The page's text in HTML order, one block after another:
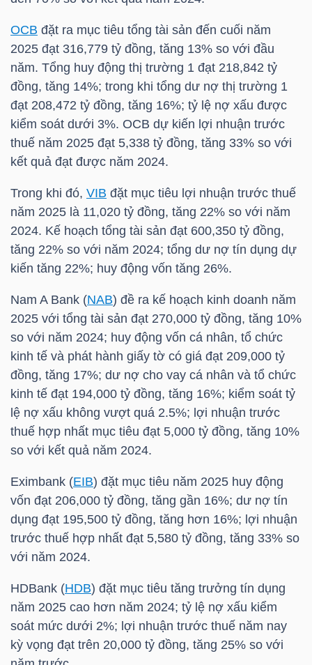
OCB đặt ra mục tiêu tổng tài sản đến cuối năm
2025 đạt 316,779 tỷ đồng, tăng 13% so với đầu
năm. Tổng huy động thị trường 1 đạt 218,842 tỷ
đồng, tăng 14%; trong khi tổng dư nợ thị trường 1
đạt 208,472 tỷ đồng, tăng 16%; tỷ lệ nợ xấu được
kiểm soát dưới 3%. OCB dự kiến lợi nhuận trước
thuế năm 2025 đạt 5,338 tỷ đồng, tăng 33% so với
kết quả đạt được năm 2024.
Trong khi đó, VIB đặt mục tiêu lợi nhuận trước thuế
năm 2025 là 11,020 tỷ đồng, tăng 22% so với năm
2024. Kế hoạch tổng tài sản đạt 600,350 tỷ đồng,
tăng 22% so với năm 2024; tổng dư nợ tín dụng dự
kiến tăng 22%; huy động vốn tăng 26%.
Nam A Bank (NAB) đề ra kế hoạch kinh doanh năm
2025 với tổng tài sản đạt 270,000 tỷ đồng, tăng 10%
so với năm 2024; huy động vốn cá nhân, tổ chức
kinh tế và phát hành giấy tờ có giá đạt 209,000 tỷ
đồng, tăng 17%; dư nợ cho vay cá nhân và tổ chức
kinh tế đạt 194,000 tỷ đồng, tăng 16%; kiểm soát tỷ
lệ nợ xấu không vượt quá 2.5%; lợi nhuận trước
thuế hợp nhất mục tiêu đạt 5,000 tỷ đồng, tăng 10%
so với kết quả năm 2024.
Eximbank (EIB) đặt mục tiêu năm 2025 huy động
vốn đạt 206,000 tỷ đồng, tăng gần 16%; dư nợ tín
dụng đạt 195,500 tỷ đồng, tăng hơn 16%; lợi nhuận
trước thuế hợp nhất đạt 5,580 tỷ đồng, tăng 33% so
với năm 2024.
HDBank (HDB) đặt mục tiêu tăng trưởng tín dụng
năm 2025 cao hơn năm 2024; tỷ lệ nợ xấu kiểm
soát mức dưới 2%; lợi nhuận trước thuế năm nay
kỳ vọng đạt trên 20,000 tỷ đồng, tăng 25% so với
CHÍNH
CÁ
NHÂN
PHÂN
TÍCH
VĨ
NGÀNH
DOANH
NGHIỆP
SINH
TRÁI